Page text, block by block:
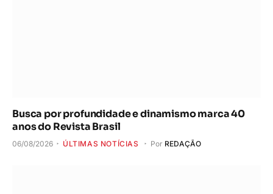
Busca por profundidade e dinamismo marca 40
anos do Revista Brasil
06/08/2026 ÚLTIMAS NOTÍCIAS Por REDAÇÃO